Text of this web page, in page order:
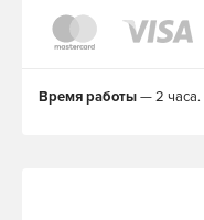
Время работы— 2 часа.